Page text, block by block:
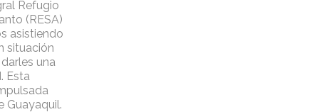
Refugio
(RESA)
asistiendo
situación
una
Esta
Guayaquil.